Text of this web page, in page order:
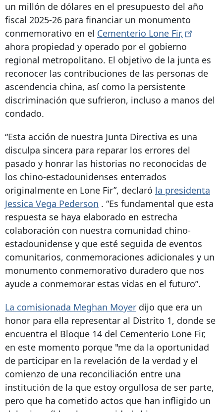
un millón de dólares en el presupuesto del año
fiscal 2025-26 para financiar un monumento
conmemorativo en el Cementerio Lone Fir,
ahora propiedad y operado por el gobierno
regional metropolitano. El objetivo de la junta es
reconocer las contribuciones de las personas de
ascendencia china, así como la persistente
discriminación que sufrieron, incluso a manos del
condado.
“Esta acción de nuestra Junta Directiva es una
disculpa sincera para reparar los errores del
pasado y honrar las historias no reconocidas de
los chino-estadounidenses enterrados
originalmente en Lone Fir”, declaró la presidenta
Jessica Vega Pederson . “Es fundamental que esta
respuesta se haya elaborado en estrecha
colaboración con nuestra comunidad chino-
estadounidense y que esté seguida de eventos
comunitarios, conmemoraciones adicionales y un
monumento conmemorativo duradero que nos
ayude a conmemorar estas vidas en el futuro”.
La comisionada Meghan Moyer dijo que era un
honor para ella representar al Distrito 1, donde se
encuentra el Bloque 14 del Cementerio Lone Fir,
en este momento porque "me da la oportunidad
de participar en la revelación de la verdad y el
comienzo de una reconciliación entre una
institución de la que estoy orgullosa de ser parte,
pero que ha cometido actos que han infligido un